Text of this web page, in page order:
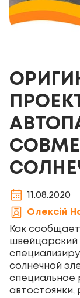
11.08.2020
Олексій
Как сообщает
швейцарский
солнечной
специальное